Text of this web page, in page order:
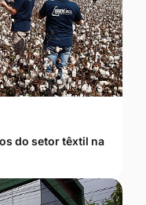
do setor têxtil na